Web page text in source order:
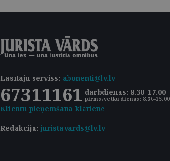
Lasītāju serviss: abonenti@lv.lv
67311161 darbdienās: 8.30–17.00
pirmssvētku dienās: 8.30–15.00
Klientu pieņemšana klātienē
Redakcija:juristavards@lv.lv